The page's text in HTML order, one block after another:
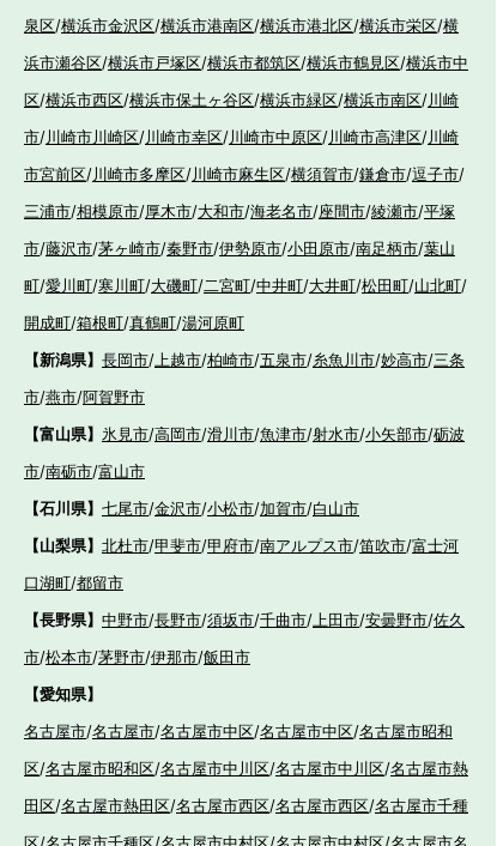
泉区/横浜市金沢区/横浜市港南区/横浜市港北区/横浜市栄区/横
浜市瀬谷区/横浜市戸塚区/横浜市都筑区/横浜市鶴見区/横浜市中
区/横浜市西区/横浜市保土ヶ谷区/横浜市緑区/横浜市南区/川崎
市/川崎市川崎区/川崎市幸区/川崎市中原区/川崎市高津区/川崎
市宮前区/川崎市多摩区/川崎市麻生区/横須賀市/鎌倉市/逗子市/
三浦市/相模原市/厚木市/大和市/海老名市/座間市/綾瀬市/平塚
市/藤沢市/茅ヶ崎市/秦野市/伊勢原市/小田原市/南足柄市/葉山
町/愛川町/寒川町/大磯町/二宮町/中井町/大井町/松田町/山北町/
開成町/箱根町/真鶴町/湯河原町
【新潟県】 長岡市/上越市/柏崎市/五泉市/糸魚川市/妙高市/三条
市/燕市/阿賀野市
【富山県】 氷見市/高岡市/滑川市/魚津市/射水市/小矢部市/砺波
市/南砺市/富山市
【石川県】 七尾市/金沢市/小松市/加賀市/白山市
【山梨県】 北杜市/甲斐市/甲府市/南アルプス市/笛吹市/富士河
口湖町/都留市
【長野県】 中野市/長野市/須坂市/千曲市/上田市/安曇野市/佐久
市/松本市/茅野市/伊那市/飯田市
【愛知県】
名古屋市/名古屋市/名古屋市中区/名古屋市中区/名古屋市昭和
区/名古屋市昭和区/名古屋市中川区/名古屋市中川区/名古屋市熱
田区/名古屋市熱田区/名古屋市西区/名古屋市西区/名古屋市千種